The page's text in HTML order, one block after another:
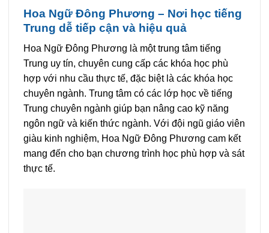
Hoa Ngữ Đông Phương – Nơi học tiếng
Trung dễ tiếp cận và hiệu quả
Hoa Ngữ Đông Phương là một trung tâm tiếng
Trung uy tín, chuyên cung cấp các khóa học phù
hợp với nhu cầu thực tế, đặc biệt là các khóa học
chuyên ngành. Trung tâm có các lớp học về tiếng
Trung chuyên ngành giúp bạn nâng cao kỹ năng
ngôn ngữ và kiến thức ngành. Với đội ngũ giáo viên
giàu kinh nghiệm, Hoa Ngữ Đông Phương cam kết
mang đến cho bạn chương trình học phù hợp và sát
thực tế.